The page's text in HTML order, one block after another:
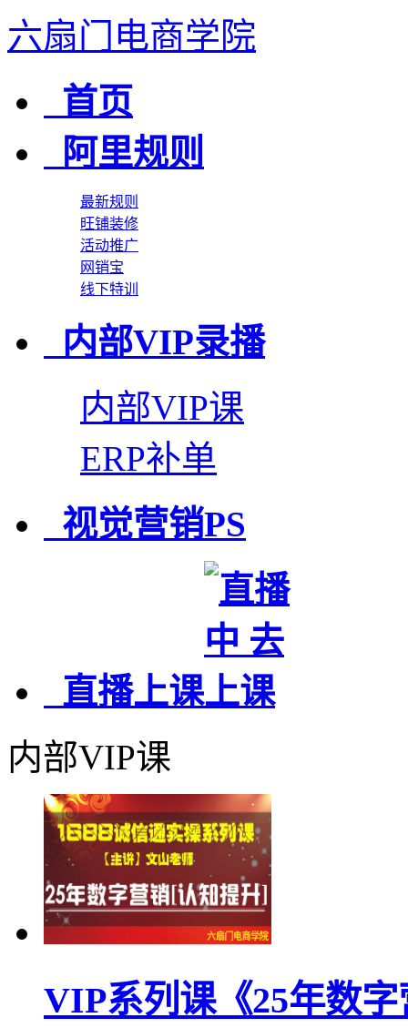
六扇门电商学院
首页
阿里规则
最新规则
旺铺装修
活动推广
网销宝
线下特训
内部VIP录播
内部VIP课
ERP补单
视觉营销PS
直播上课
内部VIP课
VIP系列课《25年数